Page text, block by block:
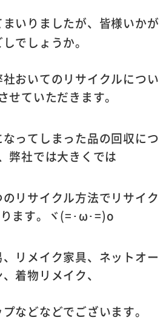
いりましたが、皆様いかが
でしょうか。
社おいてのリサイクルについ
せていただきます。
ってしまった品の回収につ
弊社では大きくでは
リサイクル方法でリサイク
ます。ヾ(=･ω･=)o
リメイク家具、ネットオー
着物リメイク、
などなどでございます。